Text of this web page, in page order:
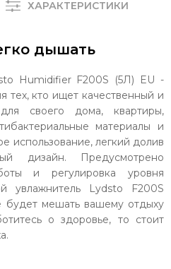
ХАРАКТЕРИСТИКИ
дышать
Humidifier F200S (5Л) EU -
тех, кто ищет качественный и
своего дома, квартиры,
материалы и
использование, легкий долив
дизайн. Предусмотрено
и регулировка уровня
увлажнитель Lydsto F200S
будет мешать вашему отдыху
о здоровье, то стоит